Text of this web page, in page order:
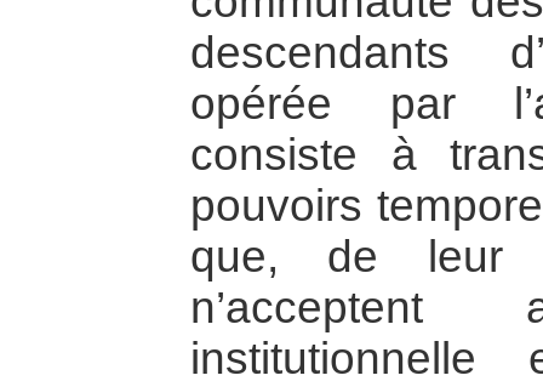
descendants
opérée par
consiste à
pouvoirs
que, de leur
n’acceptent